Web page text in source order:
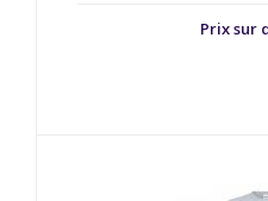
Prix sur